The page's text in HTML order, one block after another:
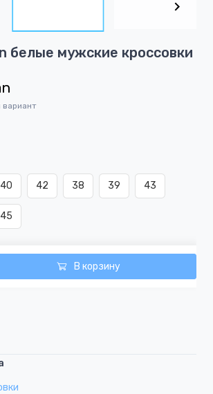
белые мужские кроссовки
40 42 38 39 43
45
В корзину